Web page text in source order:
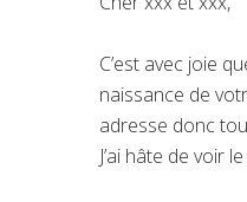
C’est avec joie
naissance de
adresse donc
J’ai hâte de voir